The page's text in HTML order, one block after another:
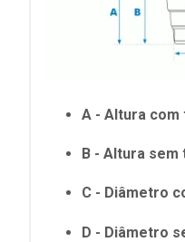
A - Altura com
B - Altura sem
C - Diâmetro
D - Diâmetro